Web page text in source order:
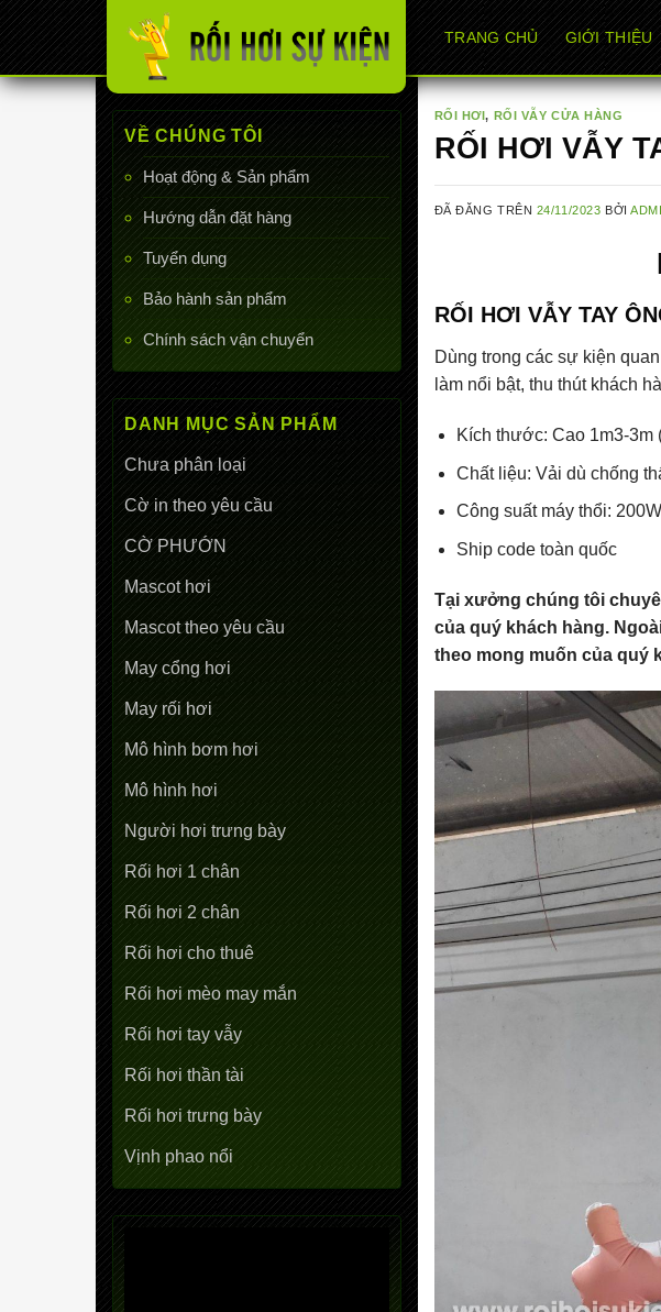
Chuyển
đến
nội
dung
TRANG CHỦ GIỚI THIỆU
VỀ CHÚNG TÔI
Hoạt động & Sản phẩm
Hướng dẫn đặt hàng
Tuyển dụng
Bảo hành sản phẩm
Chính sách vận chuyển
DANH MỤC SẢN PHẨM
Chưa phân loại
Cờ in theo yêu cầu
CỜ PHƯỚN
Mascot hơi
Mascot theo yêu cầu
May cổng hơi
May rối hơi
Mô hình bơm hơi
Mô hình hơi
Người hơi trưng bày
Rối hơi 1 chân
Rối hơi 2 chân
Rối hơi cho thuê
Rối hơi mèo may mắn
Rối hơi tay vẫy
Rối hơi thần tài
Rối hơi trưng bày
Vịnh phao nổi
Trình
chơi
Video
RỐI HƠI, RỐI VẪY CỬA HÀNG
RỐI HƠI VẪY
ĐÃ ĐĂNG TRÊN 24/11/2023 BỞI
RỐI HƠI VẪY TAY
Dùng trong các sự kiện
làm nổi bật, thu thút khách
Kích thước: Cao 1m3-3m
Chất liệu: Vải dù chống
Công suất máy thổi:
Ship code toàn quốc
Tại xưởng chúng tôi
của quý khách hàng.
theo mong muốn của quý